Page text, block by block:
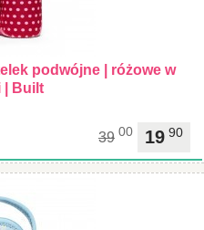
podwójne | różowe w
| Built
19 90
39 00